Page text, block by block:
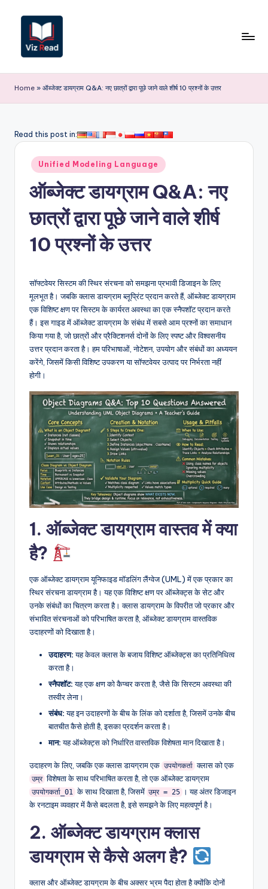
content
iz
R
a
-
A
I,
S
o
&
D
g
it
a
Home » ऑब्जेक्ट डायग्राम Q&A: नए छात्रों द्वारा पूछे जाने वाले शीर्ष 10 प्रश्नों के उत्तर
Read this post in:
Posted
in
Unified Modeling Language
ऑब्जेक्ट डायग्राम Q&A: नए
छात्रों द्वारा पूछे जाने वाले शीर्ष
10 प्रश्नों के उत्तर
सॉफ्टवेयर सिस्टम की स्थिर संरचना को समझना प्रभावी डिजाइन के लिए
मूलभूत है। जबकि क्लास डायग्राम ब्लूप्रिंट प्रदान करते हैं, ऑब्जेक्ट डायग्राम
एक विशिष्ट क्षण पर सिस्टम के कार्यरत अवस्था का एक स्नैपशॉट प्रदान करते
हैं। इस गाइड में ऑब्जेक्ट डायग्राम के संबंध में सबसे आम प्रश्नों का समाधान
किया गया है, जो छात्रों और प्रैक्टिशनर्स दोनों के लिए स्पष्ट और विश्वसनीय
उत्तर प्रदान करता है। हम परिभाषाओं, नोटेशन, उपयोग और संबंधों का अध्ययन
करेंगे, जिसमें किसी विशिष्ट उपकरण या सॉफ्टवेयर उत्पाद पर निर्भरता नहीं
होगी।
1. ऑब्जेक्ट डायग्राम वास्तव में क्या
है?
एक ऑब्जेक्ट डायग्राम यूनिफाइड मॉडलिंग लैंग्वेज (UML) में एक प्रकार का
स्थिर संरचना डायग्राम है। यह एक विशिष्ट क्षण पर ऑब्जेक्ट्स के सेट और
उनके संबंधों का चित्रण करता है। क्लास डायग्राम के विपरीत जो प्रकार और
संभावित संरचनाओं को परिभाषित करता है, ऑब्जेक्ट डायग्राम वास्तविक
उदाहरणों को दिखाता है।
उदाहरण:यह केवल क्लास के बजाय विशिष्ट ऑब्जेक्ट्स का प्रतिनिधित्व
करता है।
स्नैपशॉट:यह एक क्षण को कैप्चर करता है, जैसे कि सिस्टम अवस्था की
तस्वीर लेना।
संबंध:यह इन उदाहरणों के बीच के लिंक को दर्शाता है, जिसमें उनके बीच
बातचीत कैसे होती है, इसका प्रदर्शन करता है।
मान:यह ऑब्जेक्ट्स को निर्धारित वास्तविक विशेषता मान दिखाता है।
उदाहरण के लिए, जबकि एक क्लास डायग्राम एक उपयोगकर्ता क्लास को एक
उम्र विशेषता के साथ परिभाषित करता है, तो एक ऑब्जेक्ट डायग्राम
उपयोगकर्ता_01 के साथ दिखाता है, जिसमें उम्र = 25 । यह अंतर डिजाइन
के रनटाइम व्यवहार में कैसे बदलता है, इसे समझने के लिए महत्वपूर्ण है।
2. ऑब्जेक्ट डायग्राम क्लास
डायग्राम से कैसे अलग है?
क्लास और ऑब्जेक्ट डायग्राम के बीच अक्सर भ्रम पैदा होता है क्योंकि दोनों